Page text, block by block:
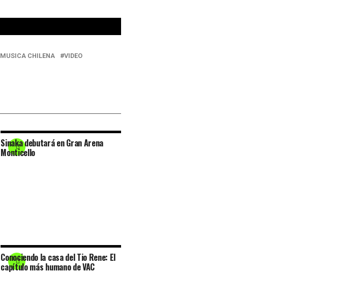
MUSICA CHILENA VIDEO
Sinaka debutará en Gran Arena
Monticello
Conociendo la casa del Tio Rene: El
capítulo más humano de VAC